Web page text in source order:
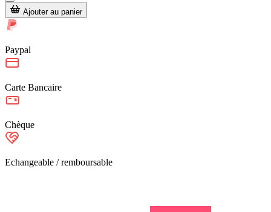
Ajouter au panier
Paypal
Carte Bancaire
Chèque
Echangeable / remboursable